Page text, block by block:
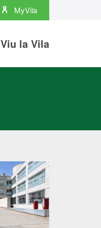
MyVila
Viu la Vila